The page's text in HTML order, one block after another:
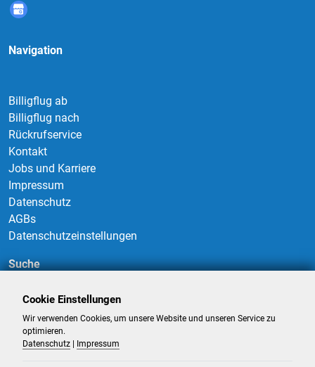
Navigation
Billigflug ab
Billigflug nach
Rückrufservice
Kontakt
Jobs und Karriere
Impressum
Datenschutz
AGBs
Datenschutzeinstellungen
Suche
Suchen
Cookie Einstellungen
Wir verwenden Cookies, um unsere Website und unseren Service zu
optimieren.
Datenschutz
Impressum